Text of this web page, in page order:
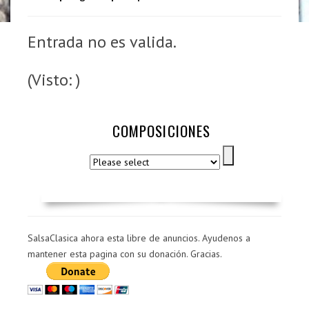
Entrada no es valida.
(Visto: )
COMPOSICIONES
SalsaClasica ahora esta libre de anuncios. Ayudenos a
mantener esta pagina con su donación. Gracias.